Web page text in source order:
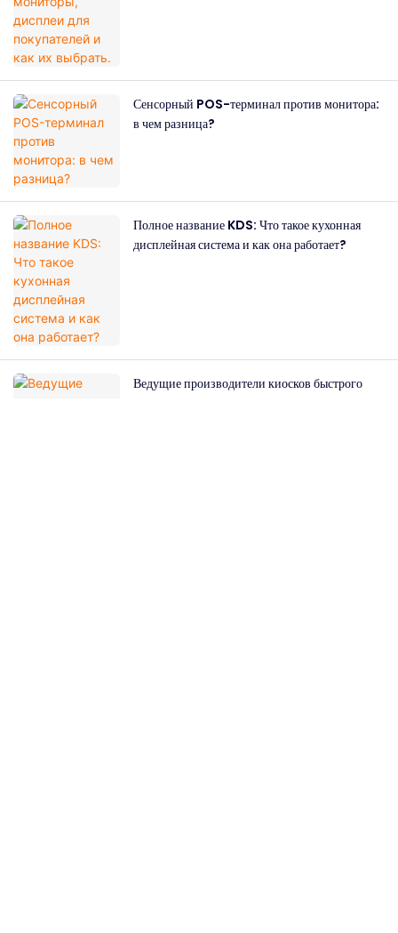
Сенсорный POS-терминал против монитора:
в чем разница?
Полное название KDS: Что такое кухонная
дисплейная система и как она работает?
Ведущие производители киосков быстрого